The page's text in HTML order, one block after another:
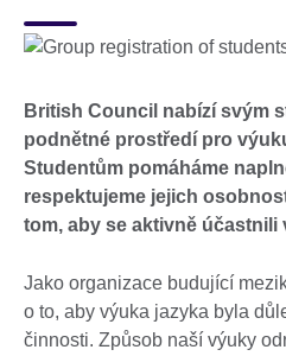
British Council nabízí svým
podnětné prostředí pro
Studentům pomáháme
respektujeme jejich
tom, aby se aktivně
Jako organizace budující
o to, aby výuka jazyka byla
činnosti. Způsob naší výuky